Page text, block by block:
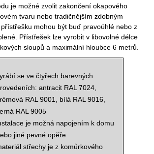
je možné zvolit zakončení okapového
tvaru nebo tradičnějším zdobným
mohou být buď pravoúhlé nebo z
Přístřešek lze vyrobit v libovolné délce
sloupů a maximální hloubce 6 metrů.
se ve čtyřech barevných
antracit RAL 7024,
RAL 9001, bílá RAL 9016,
RAL 9005
je možná napojením k domu
jiné pevné opěře
střechy je z komůrkového